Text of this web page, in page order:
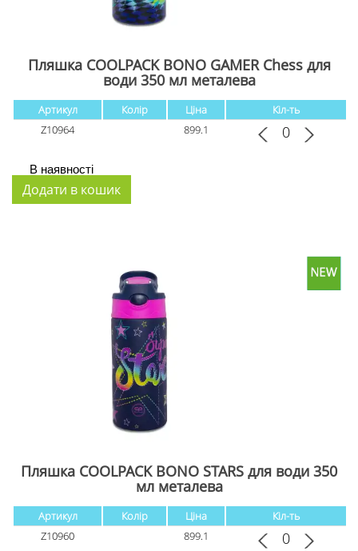
Пляшка COOLPACK BONO GAMER Chess для
води 350 мл металева
Артикул Колір Ціна
Кіл-ть
Z10964
899.1
В наявності
Пляшка COOLPACK BONO STARS для води 350
мл металева
Артикул Колір Ціна
Кіл-ть
Z10960
899.1